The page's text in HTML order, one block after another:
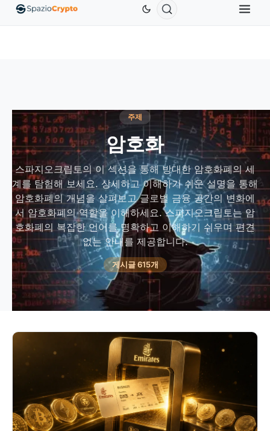
EthereumETHUS$1,880.58 TetherUSDTUS$0.9991 BNBBNB
주제
암호화
스파지오크립토의 이 섹션을 통해 방대한 암호화폐의 세
계를 탐험해 보세요. 상세하고 이해하기 쉬운 설명을 통해
암호화폐의 개념을 살펴보고 글로벌 금융 공간의 변화에
서 암호화폐의 역할을 이해하세요. 스파지오크립토는 암
호화폐의 복잡한 언어를 명확하고 이해하기 쉬우며 편견
없는 안내를 제공합니다.
게시글 615개